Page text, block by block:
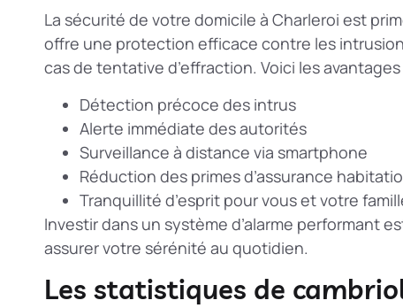
La sécurité de votre domicile à Charleroi est
offre une protection efficace contre les
cas de tentative d’effraction. Voici les
Détection précoce des intrus
Alerte immédiate des autorités
Surveillance à distance via smartphone
Réduction des primes d’assurance
Tranquillité d’esprit pour vous et votre
Investir dans un système d’alarme performant
assurer votre sérénité au quotidien.
Les statistiques de